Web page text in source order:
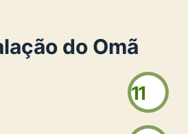
do Omã
11